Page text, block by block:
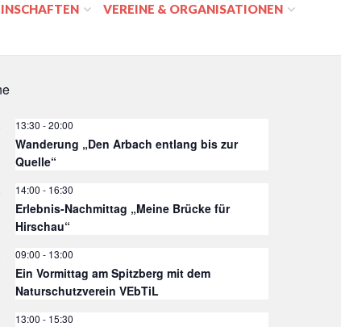
VEREINE & ORGANISATIONEN
13:30 -20:00
Wanderung „Den Arbach entlang bis zur
Quelle“
14:00 - 16:30
Erlebnis-Nachmittag „Meine Brücke für
Hirschau“
09:00 - 13:00
Ein Vormittag am Spitzberg mit dem
Naturschutzverein VEbTiL
13:00 - 15:30